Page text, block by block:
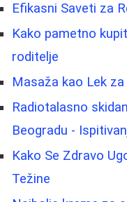
Efikasni Saveti za
Kako pametno
roditelje
Masaža kao Lek
Radiotalasno
Beogradu -
Kako Se Zdravo
Težine